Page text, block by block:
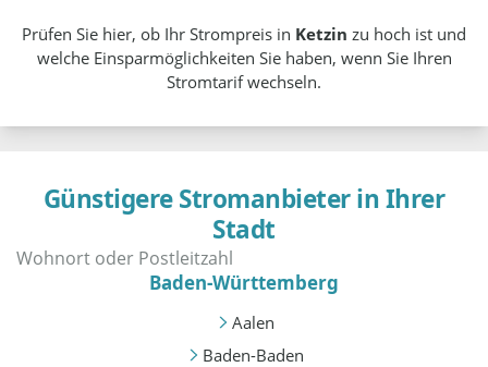
Prüfen Sie hier, ob Ihr Strompreis in Ketzin zu hoch ist und
welche Einsparmöglichkeiten Sie haben, wenn Sie Ihren
Stromtarif wechseln.
Günstigere Stromanbieter in Ihrer
Stadt
Baden-Württemberg
Aalen
Baden-Baden